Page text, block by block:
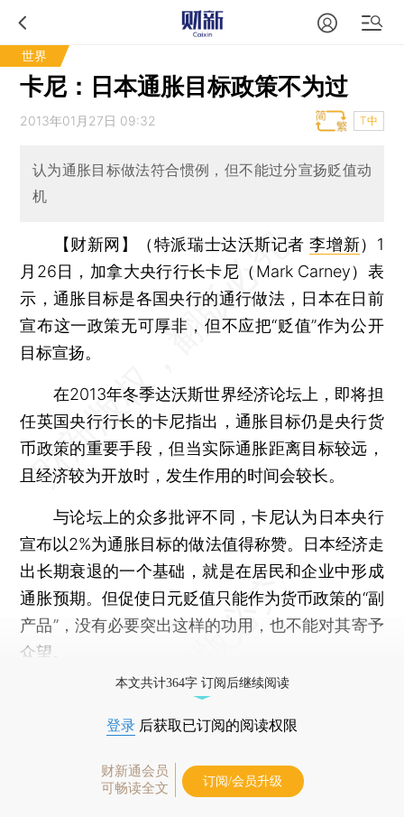
世界
卡尼：日本通胀目标政策不为过
2013年01月27日 09:32 T中
认为通胀目标做法符合惯例，但不能过分宣扬贬值动
机
【财新网】（特派瑞士达沃斯记者李增新） 1
月26日，加拿大央行行长卡尼（Mark Carney）表
示，通胀目标是各国央行的通行做法，日本在日前
宣布这一政策无可厚非，但不应把“贬值”作为公开
目标宣扬。
在2013年冬季达沃斯世界经济论坛上，即将担
任英国央行行长的卡尼指出，通胀目标仍是央行货
币政策的重要手段，但当实际通胀距离目标较远，
且经济较为开放时，发生作用的时间会较长。
与论坛上的众多批评不同，卡尼认为日本央行
宣布以2%为通胀目标的做法值得称赞。日本经济走
出长期衰退的一个基础，就是在居民和企业中形成
通胀预期。但促使日元贬值只能作为货币政策的“副
产品”，没有必要突出这样的功用，也不能对其寄予
众望。
本文共计364字 订阅后继续阅读
登录 后获取已订阅的阅读权限
财新通会员
可畅读全文
订阅/会员升级